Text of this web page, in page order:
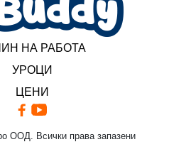
НА РАБОТА
УРОЦИ
ЦЕНИ
ООД. Всички права запазени